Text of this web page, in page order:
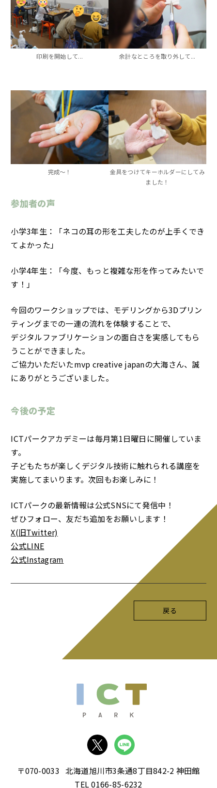
印刷を開始して... 余計なところを取り外して...
完成〜！
金具をつけてキーホルダーにしてみ
ました！
参加者の声
小学3年生 ：「ネコの耳の形を工夫したのが上手くでき
てよかった」
小学4年生 ：「今度、もっと複雑な形を作ってみたいで
す！」
今回のワークショップでは、モデリングから3Dプリン
ティングまでの一連の流れを体験することで、
デジタルファブリケーションの面白さを実感してもら
うことができました。
ご協力いただいたmvp creative japanの大海さん、誠
にありがとうございました。
今後の予定
ICTパークアカデミーは毎月第1日曜日に開催していま
す。
子どもたちが楽しくデジタル技術に触れられる講座を
実施してまいります。次回もお楽しみに！
ICTパークの最新情報は公式SNSにて発信中！
ぜひフォロー、友だち追加をお願いします！
X(旧Twitter)
公式LINE
公式Instagram
戻る
〒070-0033 北海道旭川市3条通8丁目842-2 神田館
TEL 0166-85-6232